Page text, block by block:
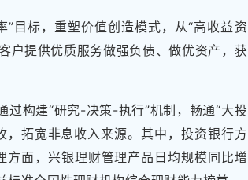
”目标，重塑价值创造模式，从“高收益资
户提供优质服务做强负债、做优资产，获
过构建“研究-决策-执行”机制，畅通“大投
拓宽非息收入来源。其中，投资银行方
方面，兴银理财管理产品日均规模同比增